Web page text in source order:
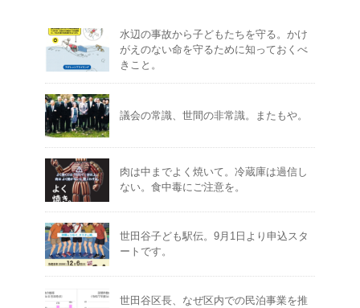
水辺の事故から子どもたちを守る。かけ
がえのない命を守るために知っておくべ
きこと。
議会の常識、世間の非常識。またもや。
肉は中までよく焼いて。冷蔵庫は過信し
ない。食中毒にご注意を。
世田谷子ども駅伝。9月1日より申込スタ
ートです。
世田谷区長、なぜ区内での民泊事業を推